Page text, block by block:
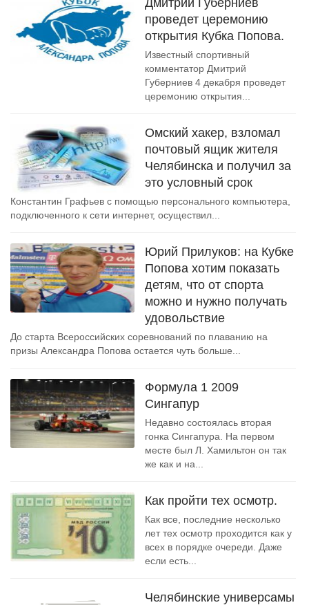
Дмитрий Губерниев
проведет церемонию
открытия Кубка Попова.
Известный спортивный
комментатор Дмитрий
Губерниев 4 декабря проведет
церемонию открытия...
Омский хакер, взломал
почтовый ящик жителя
Челябинска и получил за
это условный срок
Константин Графьев с помощью персонального компьютера,
подключенного к сети интернет, осуществил...
Юрий Прилуков: на Кубке
Попова хотим показать
детям, что от спорта
можно и нужно получать
удовольствие
До старта Всероссийских соревнований по плаванию на
призы Александра Попова остается чуть больше...
Формула 1 2009
Сингапур
Недавно состоялась вторая
гонка Сингапура. На первом
месте был Л. Хамильтон он так
же как и на...
Как пройти тех осмотр.
Как все, последние несколько
лет тех осмотр проходится как у
всех в порядке очереди. Даже
если есть...
Челябинские универсамы